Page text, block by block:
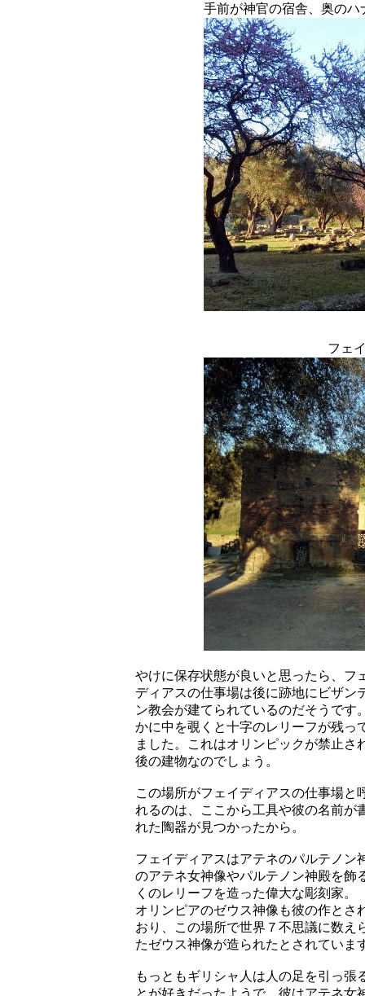
手前が神官の宿舎、奥の
フェ
やけに保存状態が良いと思ったら、フ
ディアスの仕事場は後に跡地にビザン
ン教会が建てられているのだそうです
かに中を覗くと十字のレリーフが残っ
ました。これはオリンピックが禁止さ
後の建物なのでしょう。
この場所がフェイディアスの仕事場と
れるのは、ここから工具や彼の名前が
れた陶器が見つかったから。
フェイディアスはアテネのパルテノン
のアテネ女神像やパルテノン神殿を飾
くのレリーフを造った偉大な彫刻家。
オリンピアのゼウス神像も彼の作とさ
おり、この場所で世界７不思議に数え
たゼウス神像が造られたとされていま
もっともギリシャ人は人の足を引っ張
とが好きだったようで、彼はアテネ女